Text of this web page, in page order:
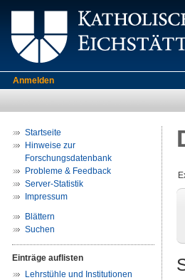
Anmelden
Startseite
Hinweise zur
Forschungsdatenbank
Probleme & Feedback
Server-Statistik
Impressum
Blättern
Suchen
Einträge auflisten
Lehrstühle und Institutionen